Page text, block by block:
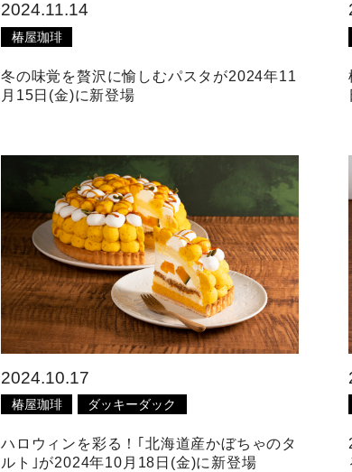
2024.11.14
椿屋珈琲
冬の味覚を贅沢に愉しむパスタが2024年11
月15日(金)に新登場
2024.10.17
椿屋珈琲 ダッキーダック
ハロウィンを彩る！｢北海道産かぼちゃのタ
ルト｣が2024年10月18日(金)に新登場